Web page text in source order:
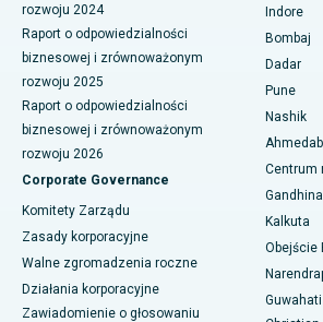
Najlepszy szpital przy Waltair Main Road,
Najlepszy szpital na Subhash Nagar
Najlepszy szpital w Managari, Karaikudi
Najlepszy szpital w Arepally, Warangal
Najlepszy szpital w Arera Colony, Bhopal
Najlepszy szpital w Jayanagar, Bangalore
Najlepszy szpital w KK Nagar, Madurai
rozwoju 2024
Raport o odpowiedzialności
biznesowej i zrównoważonym
rozwoju 2025
Raport o odpowiedzialności
biznesowej i zrównoważonym
rozwoju 2026
Corporate Governance
Komitety Zarządu
Zasady korporacyjne
Walne zgromadzenia roczne
Działania korporacyjne
Zawiadomienie o głosowaniu
Indore
Bombaj
Dadar
Pune
Nashik
Centrum
Kalkuta
Obejście
Guwahati